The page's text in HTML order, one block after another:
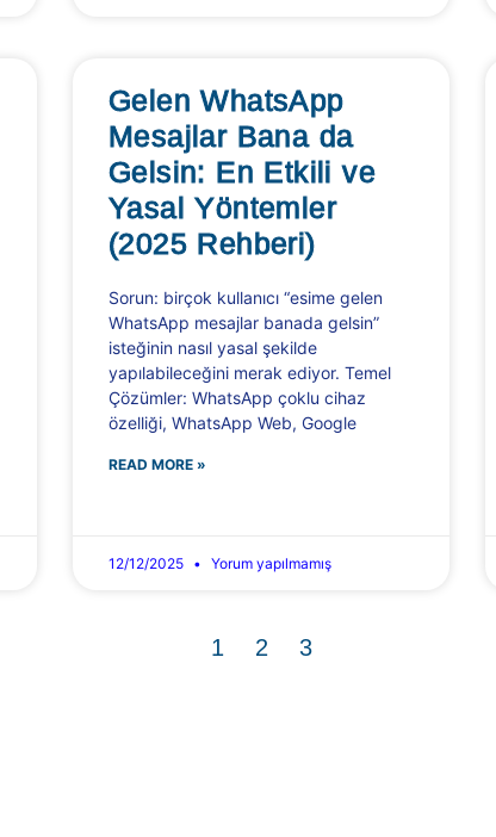
Gelen WhatsApp
Mesajlar Bana da
Gelsin: En Etkili ve
Yasal Yöntemler
(2025 Rehberi)
Sorun: birçok kullanıcı “esime gelen
WhatsApp mesajlar banada gelsin”
isteğinin nasıl yasal şekilde
yapılabileceğini merak ediyor. Temel
Çözümler: WhatsApp çoklu cihaz
özelliği, WhatsApp Web, Google
READ MORE »
12/12/2025 Yorum yapılmamış
1 2 3